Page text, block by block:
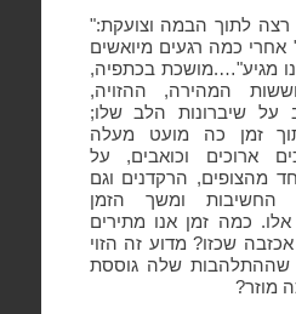
רצה לתוך הבמה וצועקת:"
אחרי כמה רגעים מיואשים
מגיע"….מושכת בכתפיה,
המהירה, ההזויה,
על שיברונות הלב שלו;
זמן כה מועט מעלה
ארוכים וכואבים, על
מהצופים, הרקדנים וגם
ומשך הזמן
כמה זמן אנו מתירים
שכזו? מדוע זה הזוי
שההתלהבות שלה גוססת
מוזר?